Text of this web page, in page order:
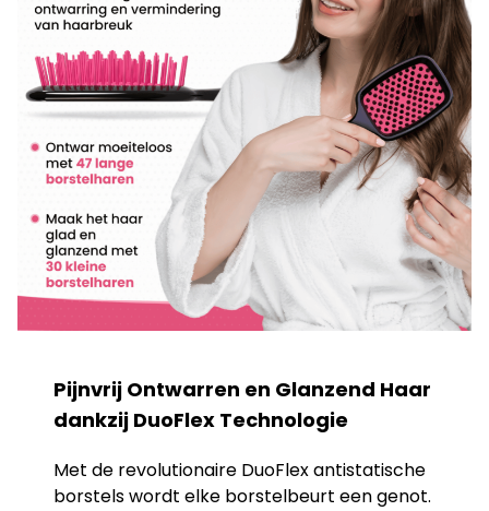
Pijnvrij Ontwarren en Glanzend Haar
dankzij DuoFlex Technologie
Met de revolutionaire DuoFlex antistatische
borstels wordt elke borstelbeurt een genot.